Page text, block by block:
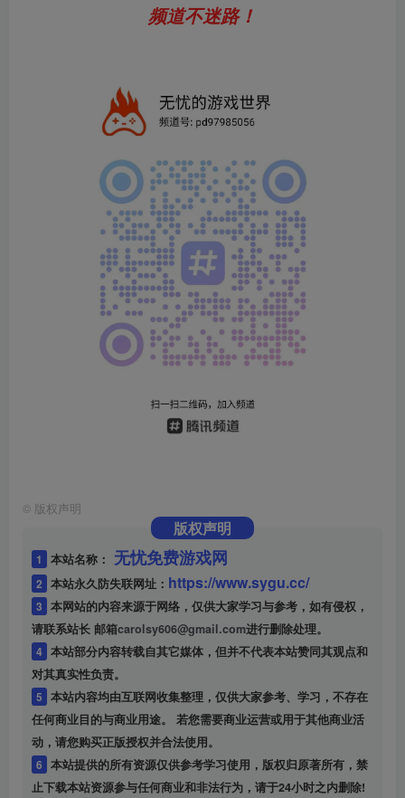
频道不迷路！
© 版权声明
版权声明
1 本站名称： 无忧免费游戏网
2 本站永久防失联网址： https://www.sygu.cc/
3 本网站的内容来源于网络，仅供大家学习与参考，如有侵权，
请联系站长 邮箱carolsy606@gmail.com进行删除处理。
4 本站部分内容转载自其它媒体，但并不代表本站赞同其观点和
对其真实性负责。
5
任何商业目的与商业用途。 若您需要商业运营或用于其他商业活
动，请您购买正版授权并合法使用。
6 本站提供的所有资源仅供参考学习使用，版权归原著所有，禁
止下载本站资源参与任何商业和非法行为，请于24小时之内删除!